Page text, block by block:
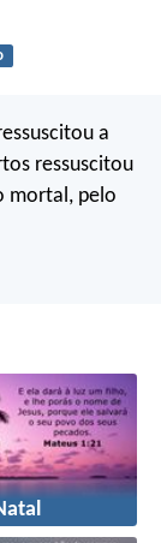
a
ressuscitou
mortal, pelo